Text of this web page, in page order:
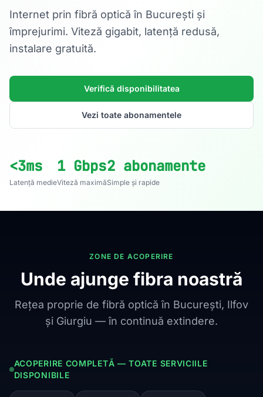
Internet prin fibră optică în București și
împrejurimi. Viteză gigabit, latență redusă,
instalare gratuită.
Verifică disponibilitatea
Vezi toate abonamentele
<3ms
Latență medie
1 Gbps
Viteză maximă
2 abonamente
Simple și rapide
ZONE DE ACOPERIRE
Unde ajunge fibra noastră
Rețea proprie de fibră optică în București, Ilfov
și Giurgiu — în continuă extindere.
ACOPERIRE COMPLETĂ — TOATE SERVICIILE
DISPONIBILE